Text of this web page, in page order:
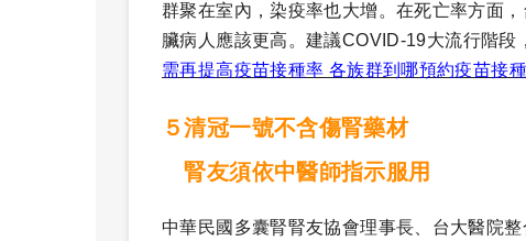
群聚在室內，染疫率也大增。在死亡率方面
臟病人應該更高。建議COVID-19大流行階段
需再提高疫苗接種率 各族群到哪預約疫苗接
５清冠一號不含傷腎藥材
腎友須依中醫師指示服用
中華民國多囊腎腎友協會理事長、台大醫院